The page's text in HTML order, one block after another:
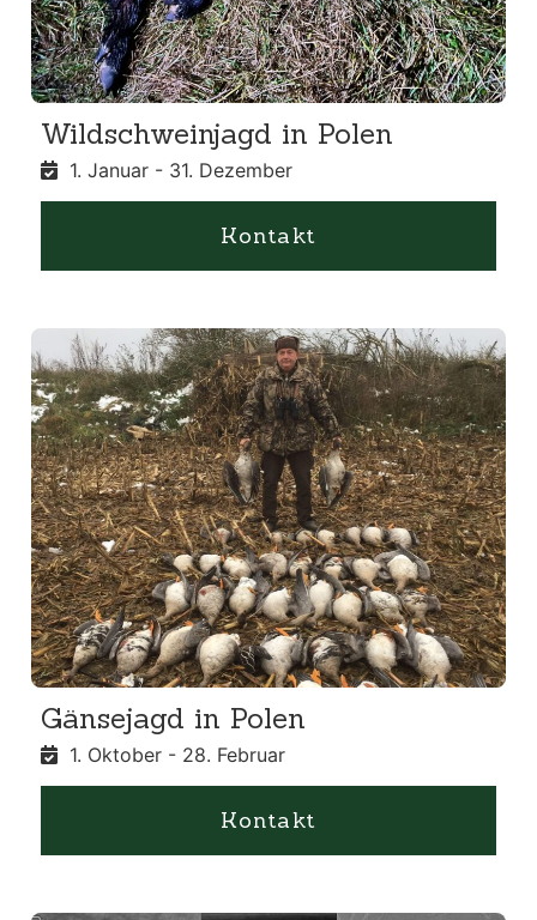
Wildschweinjagd in Polen
1. Januar - 31. Dezember
Kontakt
Gänsejagd in Polen
1. Oktober - 28. Februar
Kontakt